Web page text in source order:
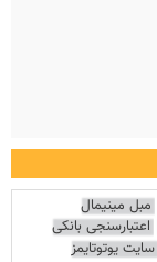
مبل مینیمال
اعتبارسنجی بانکی
سایت یوتوتایمز